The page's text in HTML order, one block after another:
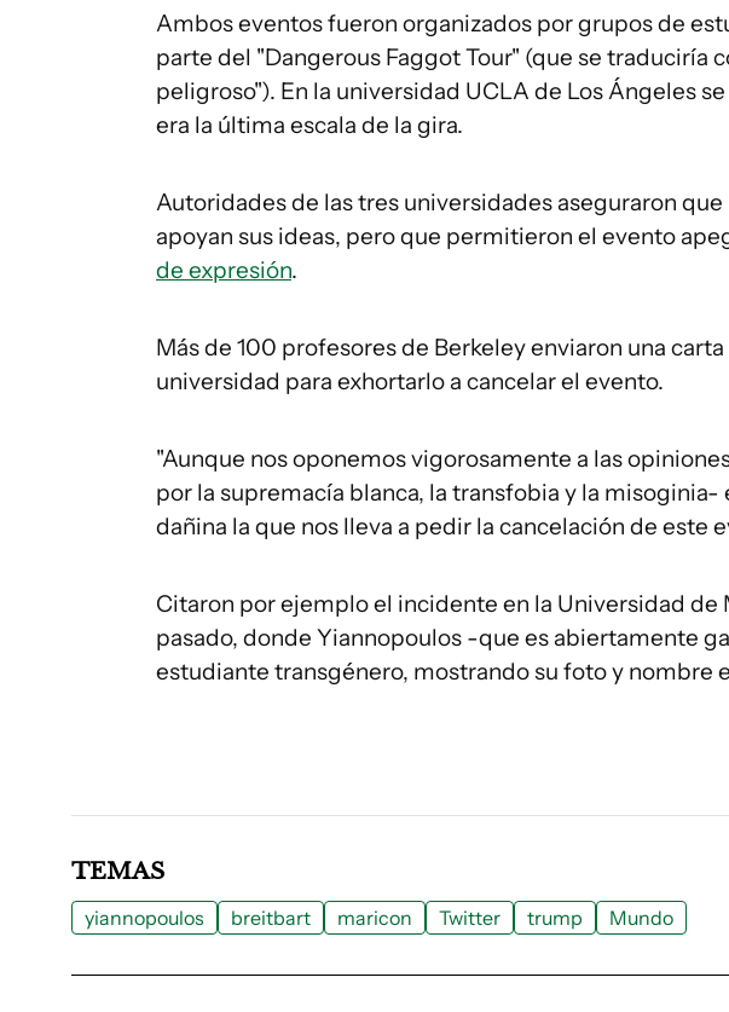
Ambos eventos fueron organizados por grupos de
parte del "Dangerous Faggot Tour" (que se traduciría
peligroso"). En la universidad UCLA de Los Ángeles
era la última escala de la gira.
Autoridades de las tres universidades aseguraron
apoyan sus ideas, pero que permitieron el evento
de expresión.
Más de 100 profesores de Berkeley enviaron una
universidad para exhortarlo a cancelar el evento.
"Aunque nos oponemos vigorosamente a las
por la supremacía blanca, la transfobia y la misoginia-
dañina la que nos lleva a pedir la cancelación de este
Citaron por ejemplo el incidente en la Universidad
pasado, donde Yiannopoulos -que es abiertamente
estudiante transgénero, mostrando su foto y nombre
TEMAS
yiannopoulos breitbart maricon Twitter trump Mundo